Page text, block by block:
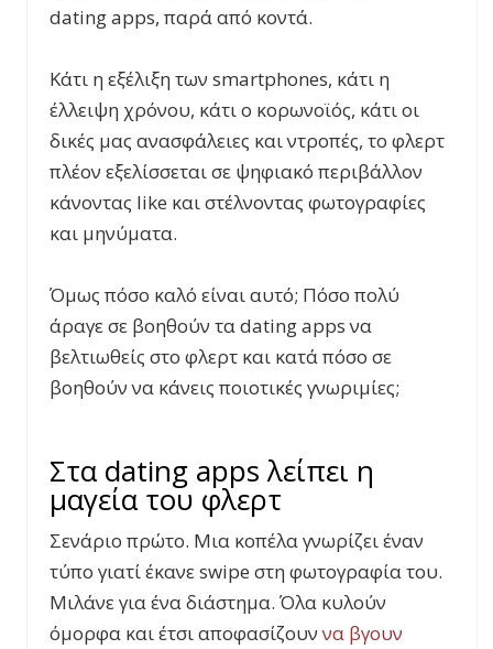
dating apps, παρά από κοντά.
Κάτι η εξέλιξη των smartphones, κάτι η
έλλειψη χρόνου, κάτι ο κορωνοϊός, κάτι οι
δικές μας ανασφάλειες και ντροπές, το φλερτ
πλέον εξελίσσεται σε ψηφιακό περιβάλλον
κάνοντας like και στέλνοντας φωτογραφίες
και μηνύματα.
Όμως πόσο καλό είναι αυτό; Πόσο πολύ
άραγε σε βοηθούν τα dating apps να
βελτιωθείς στο φλερτ και κατά πόσο σε
βοηθούν να κάνεις ποιοτικές γνωριμίες;
Στα dating apps λείπει η
μαγεία του φλερτ
Σενάριο πρώτο. Μια κοπέλα γνωρίζει έναν
τύπο γιατί έκανε swipe στη φωτογραφία του.
Μιλάνε για ένα διάστημα. Όλα κυλούν
όμορφα και έτσι αποφασίζουννα βγουν